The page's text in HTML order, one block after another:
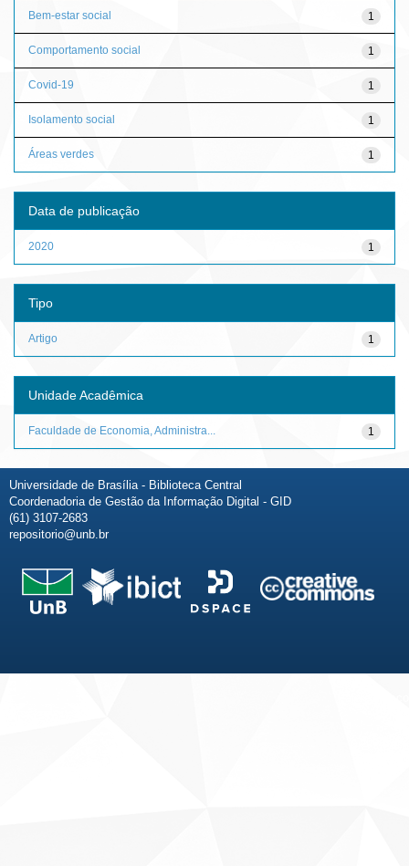
1
Bem-estar social
1
Comportamento social
1
Covid-19
1
Isolamento social
1
Áreas verdes
Data de publicação
1
2020
Tipo
1
Artigo
Unidade Acadêmica
1
Faculdade de Economia, Administra...
Universidade de Brasília - Biblioteca Central
Coordenadoria de Gestão da Informação Digital - GID
(61) 3107-2683
repositorio@unb.br